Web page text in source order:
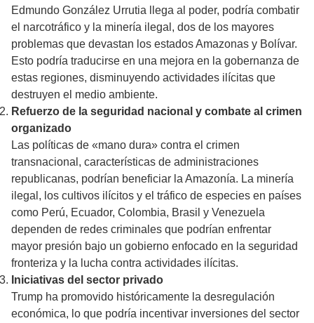
Edmundo González Urrutia llega al poder, podría combatir
el narcotráfico y la minería ilegal, dos de los mayores
problemas que devastan los estados Amazonas y Bolívar.
Esto podría traducirse en una mejora en la gobernanza de
estas regiones, disminuyendo actividades ilícitas que
destruyen el medio ambiente.
Refuerzo de la seguridad nacional y combate al crimen
organizado
Las políticas de «mano dura» contra el crimen
transnacional, características de administraciones
republicanas, podrían beneficiar la Amazonía. La minería
ilegal, los cultivos ilícitos y el tráfico de especies en países
como Perú, Ecuador, Colombia, Brasil y Venezuela
dependen de redes criminales que podrían enfrentar
mayor presión bajo un gobierno enfocado en la seguridad
fronteriza y la lucha contra actividades ilícitas.
Iniciativas del sector privado
Trump ha promovido históricamente la desregulación
económica, lo que podría incentivar inversiones del sector